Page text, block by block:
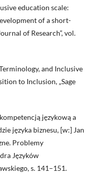
education scale:
of a short-
of Research”, vol.
and Inclusive
to Inclusion, „Sage
językową a
języka biznesu, [w:] Jan
Problemy
Języków
s. 141–151.